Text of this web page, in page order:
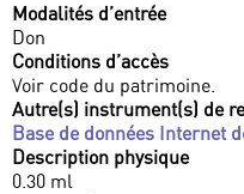
Modalités d’entrée
Don
Conditions d’accès
Voir code du patrimoine.
Autre(s) instrument(s) de
Base de données Internet
Description physique
0.30 ml